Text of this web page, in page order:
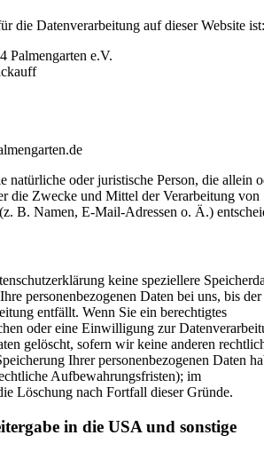
die Datenverarbeitung auf dieser Website ist:
Palmengarten e.V.
natürliche oder juristische Person, die allein
die Zwecke und Mittel der Verarbeitung von
B. Namen, E-Mail-Adressen o. Ä.)
keine speziellere
personenbezogenen Daten bei uns, bis der
entfällt. Wenn Sie ein berechtigtes
oder eine Einwilligung zur
gelöscht, sofern wir keine anderen
Ihrer personenbezogenen Daten
Aufbewahrungsfristen); im
Löschung nach Fortfall dieser Gründe.
in die USA und sonstige